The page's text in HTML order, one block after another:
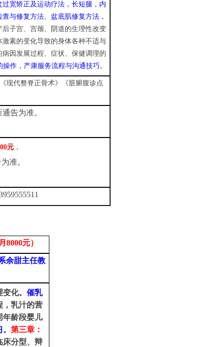
宽矫正及运动疗法，长短腿，内
查与修复方法、盆底肌修复方法，
后子宫、宫颈、
阴道的生理性改变
素的变化导致的身体各种不适与
病因发展过程、症状、保健调理的
操作 ，产康服务流程与沟通技巧。
现代整脊正骨术》《脏腑腹诊点
告为准。
元 ，
准。
8000元）
余甜主任教
变化。催乳
，乳汁的营
年龄段婴儿
。第三章：
床分型、辩